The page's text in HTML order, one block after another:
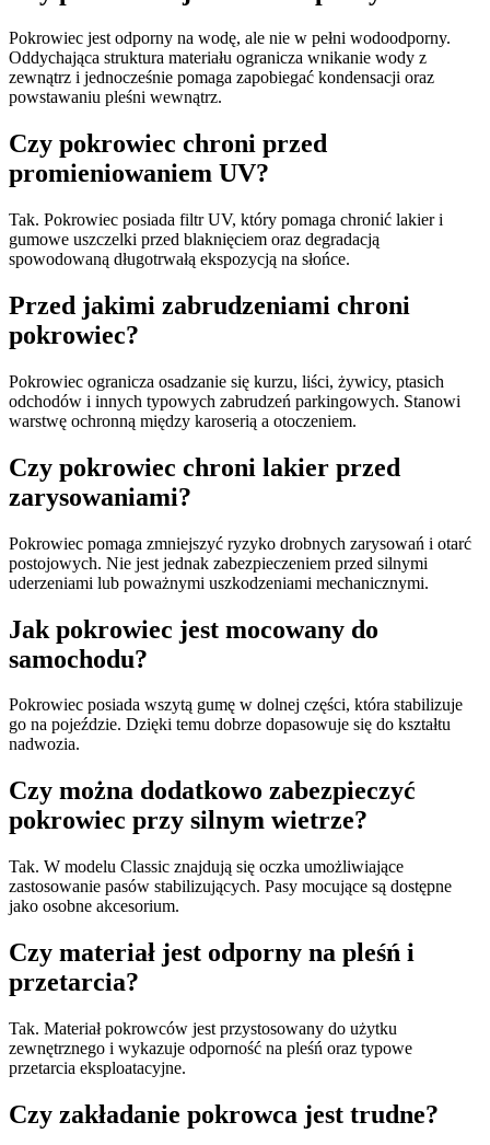
Pokrowiec jest odporny na wodę, ale nie w pełni wodoodporny.
Oddychająca struktura materiału ogranicza wnikanie wody z
zewnątrz i jednocześnie pomaga zapobiegać kondensacji oraz
powstawaniu pleśni wewnątrz.
Czy pokrowiec chroni przed
promieniowaniem UV?
Tak. Pokrowiec posiada filtr UV, który pomaga chronić lakier i
gumowe uszczelki przed blaknięciem oraz degradacją
spowodowaną długotrwałą ekspozycją na słońce.
Przed jakimi zabrudzeniami chroni
pokrowiec?
Pokrowiec ogranicza osadzanie się kurzu, liści, żywicy, ptasich
odchodów i innych typowych zabrudzeń parkingowych. Stanowi
warstwę ochronną między karoserią a otoczeniem.
Czy pokrowiec chroni lakier przed
zarysowaniami?
Pokrowiec pomaga zmniejszyć ryzyko drobnych zarysowań i otarć
postojowych. Nie jest jednak zabezpieczeniem przed silnymi
uderzeniami lub poważnymi uszkodzeniami mechanicznymi.
Jak pokrowiec jest mocowany do
samochodu?
Pokrowiec posiada wszytą gumę w dolnej części, która stabilizuje
go na pojeździe. Dzięki temu dobrze dopasowuje się do kształtu
nadwozia.
Czy można dodatkowo zabezpieczyć
pokrowiec przy silnym wietrze?
Tak. W modelu Classic znajdują się oczka umożliwiające
zastosowanie pasów stabilizujących. Pasy mocujące są dostępne
jako osobne akcesorium.
Czy materiał jest odporny na pleśń i
przetarcia?
Tak. Materiał pokrowców jest przystosowany do użytku
zewnętrznego i wykazuje odporność na pleśń oraz typowe
przetarcia eksploatacyjne.
Czy zakładanie pokrowca jest trudne?